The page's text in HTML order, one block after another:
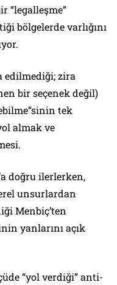
“legalleşme”
bölgelerde varlığını
edilmediği; zira
bir seçenek değil)
tek
almak ve
doğru ilerlerken,
unsurlardan
Menbiç’ten
yanlarını açık
“yol verdiği” anti-